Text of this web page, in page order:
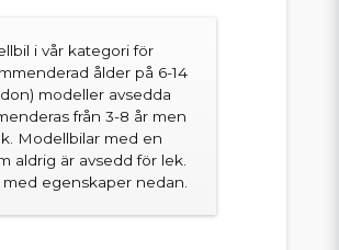
i vår kategori för
ålder på 6-14
modeller avsedda
från 3-8 år men
Modellbilar med en
aldrig är avsedd för lek.
egenskaper nedan.